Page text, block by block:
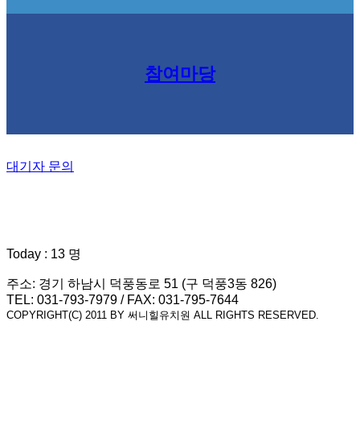
참여마당
대기자 문의
Today : 13 명
주소: 경기 하남시 덕풍동로 51 (구 덕풍3동 826)
TEL: 031-793-7979 / FAX: 031-795-7644
COPYRIGHT(C) 2011 BY 써니힐유치원 ALL RIGHTS RESERVED.